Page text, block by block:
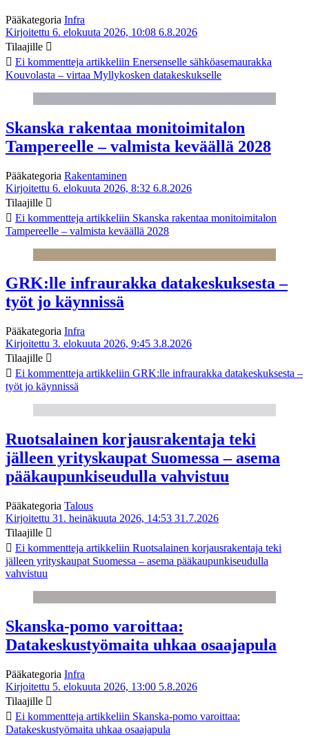
Pääkategoria Infra
Kirjoitettu 6. elokuuta 2026, 10:08 6.8.2026
Tilaajille
Ei kommentteja artikkeliin Enersenselle sähköasemaurakka
Kouvolasta – virtaa Myllykosken datakeskukselle
Skanska rakentaa monitoimitalon
Tampereelle – valmista keväällä 2028
Pääkategoria Rakentaminen
Kirjoitettu 6. elokuuta 2026, 8:32 6.8.2026
Tilaajille
Ei kommentteja artikkeliin Skanska rakentaa monitoimitalon
Tampereelle – valmista keväällä 2028
GRK:lle infraurakka datakeskuksesta –
työt jo käynnissä
Pääkategoria Infra
Kirjoitettu 3. elokuuta 2026, 9:45 3.8.2026
Tilaajille
Ei kommentteja artikkeliin GRK:lle infraurakka datakeskuksesta –
työt jo käynnissä
Ruotsalainen korjausrakentaja teki
jälleen yrityskaupat Suomessa – asema
pääkaupunkiseudulla vahvistuu
Pääkategoria Talous
Kirjoitettu 31. heinäkuuta 2026, 14:53 31.7.2026
Tilaajille
Ei kommentteja artikkeliin Ruotsalainen korjausrakentaja teki
jälleen yrityskaupat Suomessa – asema pääkaupunkiseudulla
vahvistuu
Skanska-pomo varoittaa:
Datakeskustyömaita uhkaa osaajapula
Pääkategoria Infra
Kirjoitettu 5. elokuuta 2026, 13:00 5.8.2026
Tilaajille
Ei kommentteja artikkeliin Skanska-pomo varoittaa:
Datakeskustyömaita uhkaa osaajapula